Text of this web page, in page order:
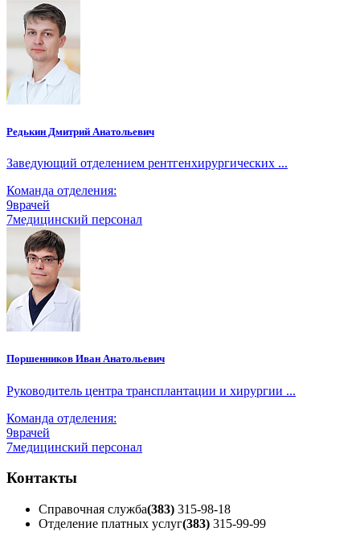
Редькин Дмитрий Анатольевич
Заведующий отделением рентгенхирургических ...
Команда отделения:
9врачей
7медицинский персонал
Поршенников Иван Анатольевич
Руководитель центра трансплантации и хирургии ...
Команда отделения:
9врачей
7медицинский персонал
Контакты
Справочная служба(383) 315-98-18
Отделение платных услуг(383) 315-99-99